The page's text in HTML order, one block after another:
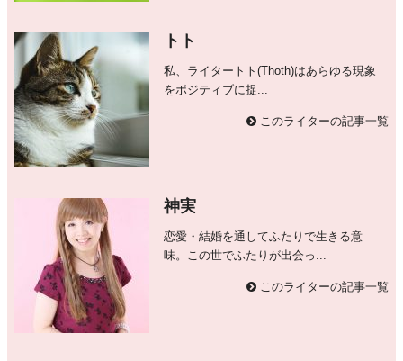
トト
私、ライタートト(Thoth)はあらゆる現象
をポジティブに捉...
このライターの記事一覧
神実
恋愛・結婚を通してふたりで生きる意
味。この世でふたりが出会っ...
このライターの記事一覧